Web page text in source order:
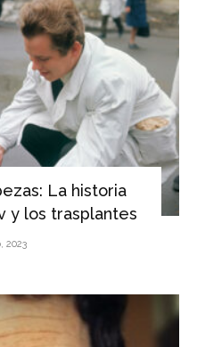
La historia
y los trasplantes
2023